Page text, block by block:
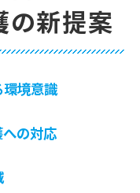
の新提案
環境意識
の対応